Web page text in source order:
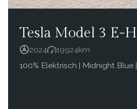
Tesla Model 3 E-
2024 19924km
100% Elektrisch | Midnight